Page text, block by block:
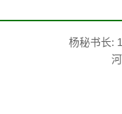
杨秘书长: